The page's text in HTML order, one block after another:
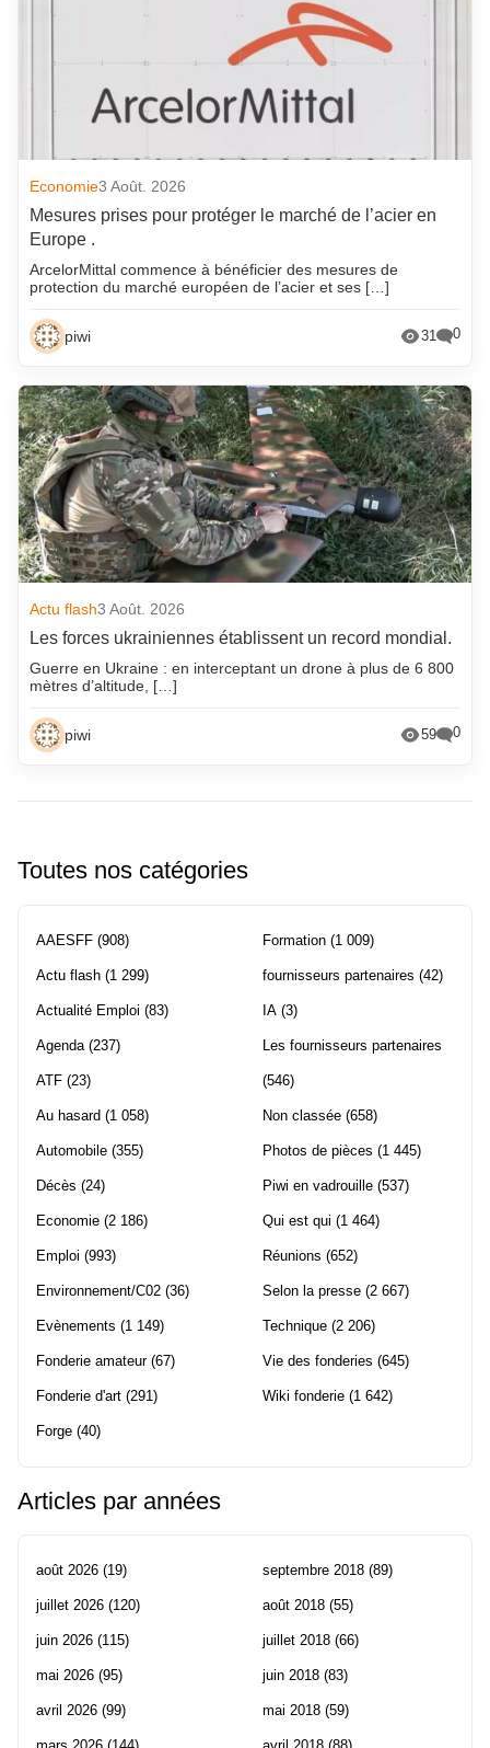
Economie3 Août. 2026
Mesures prises pour protéger le marché de l’acier en
Europe .
ArcelorMittal commence à bénéficier des mesures de
protection du marché européen de l’acier et ses […]
piwi 31 0
Actu flash3 Août. 2026
Les forces ukrainiennes établissent un record mondial.
Guerre en Ukraine : en interceptant un drone à plus de 6 800
mètres d’altitude, […]
piwi 59 0
Toutes nos catégories
AAESFF (908)
Actu flash (1 299)
Actualité Emploi (83)
Agenda (237)
ATF (23)
Au hasard (1 058)
Automobile (355)
Décès (24)
Economie (2 186)
Emploi (993)
Environnement/C02 (36)
Evènements (1 149)
Fonderie amateur(67)
Fonderie d'art (291)
Forge (40)
Formation (1 009)
fournisseurs partenaires (42)
IA (3)
Les fournisseurs partenaires
(546)
Non classée (658)
Photos de pièces (1 445)
Piwi en vadrouille (537)
Qui est qui (1 464)
Réunions (652)
Selon la presse (2 667)
Technique (2 206)
Vie des fonderies (645)
Wiki fonderie (1 642)
Articles par années
août 2026 (19)
juillet 2026 (120)
juin 2026 (115)
mai 2026 (95)
avril 2026 (99)
septembre 2018 (89)
août 2018 (55)
juillet 2018 (66)
juin 2018 (83)
mai 2018 (59)